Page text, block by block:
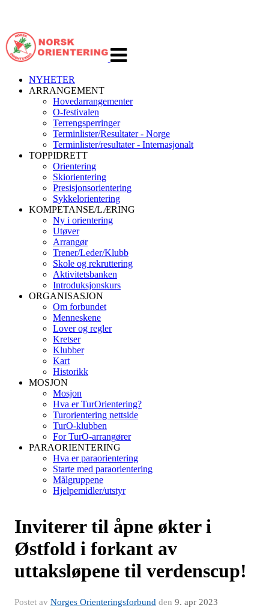
navigasjon
NYHETER
ARRANGEMENT
Hovedarrangementer
O-festivalen
Terrengsperringer
Terminlister/Resultater - Norge
Terminlister/resultater - Internasjonalt
TOPPIDRETT
Orientering
Skiorientering
Presisjonsorientering
Sykkelorientering
KOMPETANSE/LÆRING
Ny i orientering
Utøver
Arrangør
Trener/Leder/Klubb
Skole og rekruttering
Aktivitetsbanken
Introduksjonskurs
ORGANISASJON
Om forbundet
Menneskene
Lover og regler
Kretser
Klubber
Kart
Historikk
MOSJON
Mosjon
Hva er TurOrientering?
Turorientering nettside
TurO-klubben
For TurO-arrangører
PARAORIENTERING
Hva er paraorientering
Starte med paraorientering
Målgruppene
Hjelpemidler/utstyr
Inviterer til åpne økter i
Østfold i forkant av
uttaksløpene til verdenscup!
Postet av Norges Orienteringsforbund den 9. apr 2023